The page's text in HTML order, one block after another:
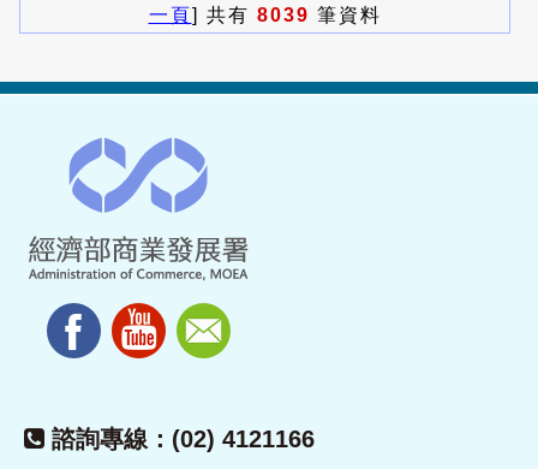
一頁] 共有 8039 筆資料
諮詢專線：(02) 4121166